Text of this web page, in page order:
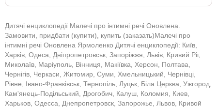
Кожній мамі чи батьку рекомендую
Ярослава
2025-10-18
Діана
2025-10-04
Ира
Дитячі енциклопедії Малечі про інтимні речі Оновлена.
Замовити, придбати (купити), купить (заказать)Малечі про
інтимні речі Оновлена Ярмоленко Дитячі енциклопедії: Київ,
Харків, Одеса, Дніпропетровськ, Запоріжжя, Львів, Кривий Ріг,
Миколаїв, Маріуполь, Вінниця, Макіївка, Херсон, Полтава,
Чернігів, Черкаси, Житомир, Суми, Хмельницький, Чернівці,
Рівне, Івано-Франківськ, Тернопіль, Луцьк, Біла Церква, Ужгород,
Кам'янець-Подільський, Дрогобич, Калуш, Коломия, Киев,
Харьков, Одесса, Днепропетровск, Запорожье, Львов, Кривой